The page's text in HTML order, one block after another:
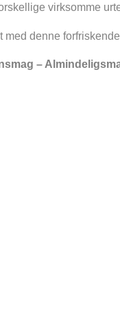
virksomme
denne
–